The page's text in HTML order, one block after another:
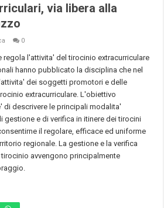
via libera alla
0
regola l'attivita' del tirocinio extracurriculare
hanno pubblicato la disciplina che nel
dei soggetti promotori e delle
extracurriculare. L'obiettivo
di descrivere le principali modalita'
gestione e di verifica in itinere dei tirocini
il regolare, efficace ed uniforme
regionale. La gestione e la verifica
avvengono principalmente